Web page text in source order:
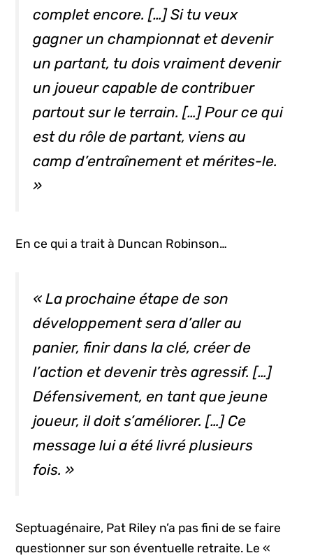
complet encore. […] Si tu veux
gagner un championnat et devenir
un partant, tu dois vraiment devenir
un joueur capable de contribuer
partout sur le terrain. […] Pour ce qui
est du rôle de partant, viens au
camp d’entraînement et mérites-le.
»
En ce qui a trait à Duncan Robinson…
« La prochaine étape de son
développement sera d’aller au
panier, finir dans la clé, créer de
l’action et devenir très agressif. […]
Défensivement, en tant que jeune
joueur, il doit s’améliorer. […] Ce
message lui a été livré plusieurs
fois. »
Septuagénaire, Pat Riley n’a pas fini de se faire
questionner sur son éventuelle retraite. Le «